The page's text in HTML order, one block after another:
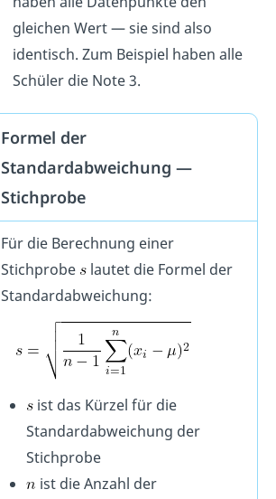
gleichen Wert — sie sind also
identisch. Zum Beispiel haben alle
Schüler die Note 3.
Formel der
Standardabweichung —
Stichprobe
Für die Berechnung einer
Stichprobe lautet die Formel der
Standardabweichung:
ist das Kürzel für die
Standardabweichung der
Stichprobe
ist die Anzahl der